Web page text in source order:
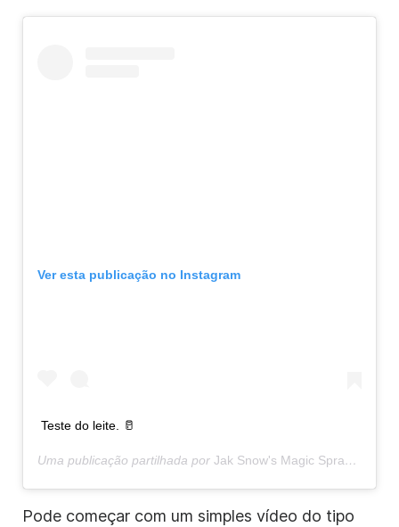
Ver esta publicação no Instagram
Teste do leite. 🥛
Uma publicação partilhada por Jak Snow's Magic Spray
Pode começar com um simples vídeo do tipo